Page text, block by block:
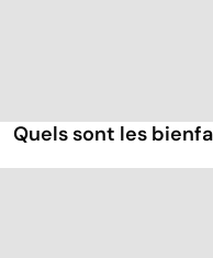
Quels sont les